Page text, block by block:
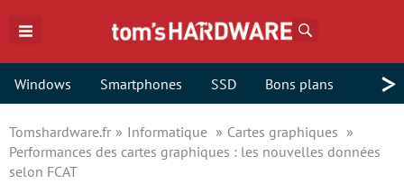
Windows Smartphones SSD Bons plans >
Tomshardware.fr Informatique
Cartes graphiques
Performances des cartes graphiques : les nouvelles données
selon FCAT